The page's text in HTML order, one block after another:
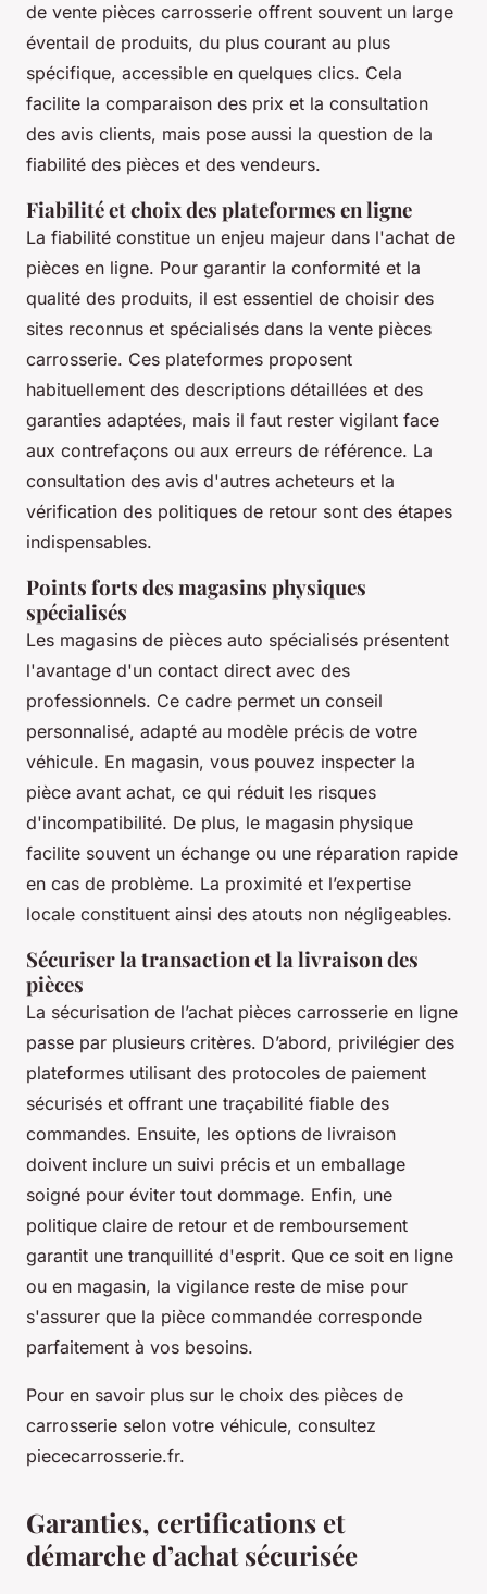
de vente pièces carrosserie offrent souvent un large
éventail de produits, du plus courant au plus
spécifique, accessible en quelques clics. Cela
facilite la comparaison des prix et la consultation
des avis clients, mais pose aussi la question de la
fiabilité des pièces et des vendeurs.
Fiabilité et choix des plateformes en ligne
La fiabilité constitue un enjeu majeur dans l'achat de
pièces en ligne. Pour garantir la conformité et la
qualité des produits, il est essentiel de choisir des
sites reconnus et spécialisés dans la vente pièces
carrosserie. Ces plateformes proposent
habituellement des descriptions détaillées et des
garanties adaptées, mais il faut rester vigilant face
aux contrefaçons ou aux erreurs de référence. La
consultation des avis d'autres acheteurs et la
vérification des politiques de retour sont des étapes
indispensables.
Points forts des magasins physiques
spécialisés
Les magasins de pièces auto spécialisés présentent
l'avantage d'un contact direct avec des
professionnels. Ce cadre permet un conseil
personnalisé, adapté au modèle précis de votre
véhicule. En magasin, vous pouvez inspecter la
pièce avant achat, ce qui réduit les risques
d'incompatibilité. De plus, le magasin physique
facilite souvent un échange ou une réparation rapide
en cas de problème. La proximité et l’expertise
locale constituent ainsi des atouts non négligeables.
Sécuriser la transaction et la livraison des
pièces
La sécurisation de l’achat pièces carrosserie en ligne
passe par plusieurs critères. D’abord, privilégier des
plateformes utilisant des protocoles de paiement
sécurisés et offrant une traçabilité fiable des
commandes. Ensuite, les options de livraison
doivent inclure un suivi précis et un emballage
soigné pour éviter tout dommage. Enfin, une
politique claire de retour et de remboursement
garantit une tranquillité d'esprit. Que ce soit en ligne
ou en magasin, la vigilance reste de mise pour
s'assurer que la pièce commandée corresponde
parfaitement à vos besoins.
Pour en savoir plus sur le choix des pièces de
carrosserie selon votre véhicule, consultez
piececarrosserie.fr.
Garanties, certifications et
démarche d’achat sécurisée